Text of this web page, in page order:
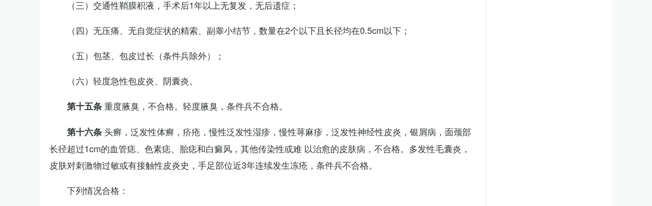
（三）交通性鞘膜积液，手术后1年以上无复发，无后遗症；
（四）无压痛、无自觉症状的精索、副睾小结节，数量在2个以下且长径均在0.5cm以下；
（五）包茎、包皮过长（条件兵除外）；
（六）轻度急性包皮炎、阴囊炎。
第十五条重度腋臭，不合格。轻度腋臭，条件兵不合格。
第十六条 头癣，泛发性体癣，疥疮，慢性泛发性湿疹，慢性荨麻疹，泛发性神经性皮炎，银屑病，面颈部
长径超过1cm的血管痣、色素痣、胎痣和白癜风，其他传染性或难 以治愈的皮肤病，不合格。多发性毛囊炎，
皮肤对刺激物过敏或有接触性皮炎史，手足部位近3年连续发生冻疮，条件兵不合格。
下列情况合格：